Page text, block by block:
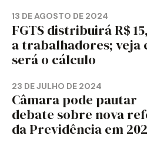
13 DE AGOSTO DE 2024
FGTS distribuirá R$
a trabalhadores; veja
será o cálculo
23 DE JULHO DE 2024
Câmara pode pautar
debate sobre nova
da Previdência em